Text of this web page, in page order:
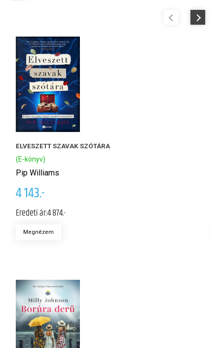
ELVESZETT SZAVAK SZÓTÁRA
(E-könyv)
Pip Williams
4 143.-
Eredeti ár:4 874.-
Megnézem